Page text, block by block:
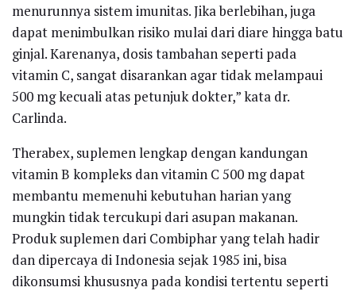
menurunnya sistem imunitas. Jika berlebihan, juga
dapat menimbulkan risiko mulai dari diare hingga batu
ginjal. Karenanya, dosis tambahan seperti pada
vitamin C, sangat disarankan agar tidak melampaui
500 mg kecuali atas petunjuk dokter,” kata dr.
Carlinda.
Therabex, suplemen lengkap dengan kandungan
vitamin B kompleks dan vitamin C 500 mg dapat
membantu memenuhi kebutuhan harian yang
mungkin tidak tercukupi dari asupan makanan.
Produk suplemen dari Combiphar yang telah hadir
dan dipercaya di Indonesia sejak 1985 ini, bisa
dikonsumsi khususnya pada kondisi tertentu seperti